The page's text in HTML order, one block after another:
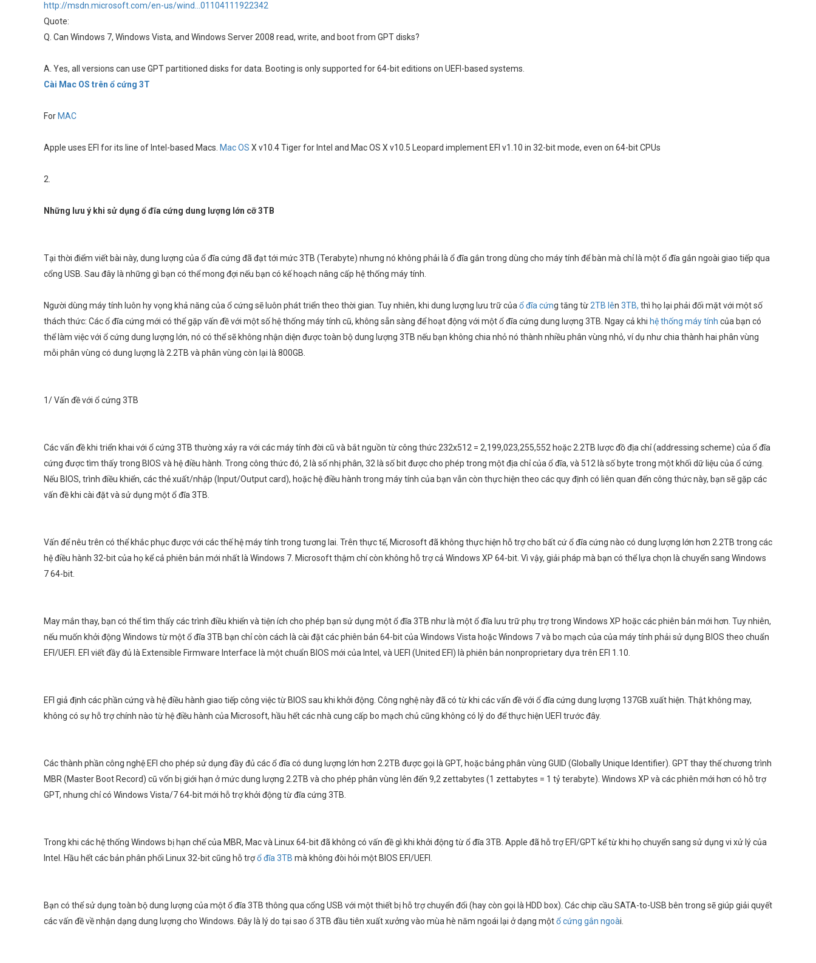
http://msdn.microsoft.com/en-us/wind...01104111922342
Quote:
Q. Can Windows 7, Windows Vista, and Windows Server 2008 read, write, and boot from GPT disks?
A. Yes, all versions can use GPT partitioned disks for data. Booting is only supported for 64-bit editions on UEFI-based systems.
Cài Mac OS trên ổ cứng 3T
For MAC
Apple uses EFI for its line of Intel-based Macs. Mac OS X v10.4 Tiger for Intel and Mac OS X v10.5 Leopard implement EFI v1.10 in 32-bit mode, even on 64-bit CPUs
2.
Những lưu ý khi sử dụng ổ đĩa cứng dung lượng lớn cỡ 3TB
Tại thời điểm viết bài này, dung lượng của ổ đĩa cứng đã đạt tới mức 3TB (Terabyte) nhưng nó không phải là ổ đĩa gắn trong dùng cho máy tính để bàn mà chỉ là một ổ đĩa gắn ngoài giao tiếp qua
cổng USB. Sau đây là những gì bạn có thể mong đợi nếu bạn có kế hoạch nâng cấp hệ thống máy tính.
Người dùng máy tính luôn hy vọng khả năng của ổ cứng sẽ luôn phát triển theo thời gian. Tuy nhiên, khi dung lượng lưu trữ của ổ đĩa cứng tăng từ 2TB lên 3TB, thì họ lại phải đối mặt với một số
thách thức: Các ổ đĩa cứng mới có thể gặp vấn đề với một số hệ thống máy tính cũ, không sẵn sàng để hoạt động với một ổ đĩa cứng dung lượng 3TB. Ngay cả khi hệ thống máy tính của bạn có
thể làm việc với ổ cứng dung lượng lớn, nó có thể sẽ không nhận diện được toàn bộ dung lượng 3TB nếu bạn không chia nhỏ nó thành nhiều phân vùng nhỏ, ví dụ như chia thành hai phân vùng
mỗi phân vùng có dung lượng là 2.2TB và phân vùng còn lại là 800GB.
1/ Vấn đề với ổ cứng 3TB
Các vấn đề khi triển khai với ổ cứng 3TB thường xảy ra với các máy tính đời cũ và bắt nguồn từ công thức 232x512 = 2,199,023,255,552 hoặc 2.2TB lược đồ địa chỉ (addressing scheme) của ổ đĩa
cứng được tìm thấy trong BIOS và hệ điều hành. Trong công thức đó, 2 là số nhị phân, 32 là số bit được cho phép trong một địa chỉ của ổ đĩa, và 512 là số byte trong một khối dữ liệu của ổ cứng.
Nếu BIOS, trình điều khiển, các thẻ xuất/nhập (Input/Output card), hoặc hệ điều hành trong máy tính của bạn vẫn còn thực hiện theo các quy định có liên quan đến công thức này, bạn sẽ gặp các
vấn đề khi cài đặt và sử dụng một ổ đĩa 3TB.
Vấn để nêu trên có thể khắc phục được với các thế hệ máy tính trong tương lai. Trên thực tế, Microsoft đã không thực hiện hỗ trợ cho bất cứ ổ đĩa cứng nào có dung lượng lớn hơn 2.2TB trong các
hệ điều hành 32-bit của họ kể cả phiên bản mới nhất là Windows 7. Microsoft thậm chí còn không hỗ trợ cả Windows XP 64-bit. Vì vậy, giải pháp mà bạn có thể lựa chọn là chuyển sang Windows
7 64-bit.
May mắn thay, bạn có thể tìm thấy các trình điều khiển và tiện ích cho phép bạn sử dụng một ổ đĩa 3TB như là một ổ đĩa lưu trữ phụ trợ trong Windows XP hoặc các phiên bản mới hơn. Tuy nhiên,
nếu muốn khởi động Windows từ một ổ đĩa 3TB bạn chỉ còn cách là cài đặt các phiên bản 64-bit của Windows Vista hoặc Windows 7 và bo mạch của của máy tính phải sử dụng BIOS theo chuẩn
EFI/UEFI. EFI viết đầy đủ là Extensible Firmware Interface là một chuẩn BIOS mới của Intel, và UEFI (United EFI) là phiên bản nonproprietary dựa trên EFI 1.10.
EFI giả định các phần cứng và hệ điều hành giao tiếp công việc từ BIOS sau khi khởi động. Công nghệ này đã có từ khi các vấn đề với ổ đĩa cứng dung lượng 137GB xuất hiện. Thật không may,
không có sự hỗ trợ chính nào từ hệ điều hành của Microsoft, hầu hết các nhà cung cấp bo mạch chủ cũng không có lý do để thực hiện UEFI trước đây.
Các thành phần công nghệ EFI cho phép sử dụng đầy đủ các ổ đĩa có dung lượng lớn hơn 2.2TB được gọi là GPT, hoặc bảng phân vùng GUID (Globally Unique Identifier). GPT thay thế chương trình
MBR (Master Boot Record) cũ vốn bị giới hạn ở mức dung lượng 2.2TB và cho phép phân vùng lên đến 9,2 zettabytes (1 zettabytes = 1 tỷ terabyte). Windows XP và các phiên mới hơn có hỗ trợ
GPT, nhưng chỉ có Windows Vista/7 64-bit mới hỗ trợ khởi động từ đĩa cứng 3TB.
Trong khi các hệ thống Windows bị hạn chế của MBR, Mac và Linux 64-bit đã không có vấn đề gì khi khởi động từ ổ đĩa 3TB. Apple đã hỗ trợ EFI/GPT kể từ khi họ chuyển sang sử dụng vi xử lý của
Intel. Hầu hết các bản phân phối Linux 32-bit cũng hỗ trợổ đĩa 3TB mà không đòi hỏi một BIOS EFI/UEFI.
Bạn có thể sử dụng toàn bộ dung lượng của một ổ đĩa 3TB thông qua cổng USB với một thiết bị hỗ trợ chuyển đổi (hay còn gọi là HDD box). Các chip cầu SATA-to-USB bên trong sẽ giúp giải quyết
các vấn đề về nhận dạng dung lượng cho Windows. Đây là lý do tại sao ổ 3TB đầu tiên xuất xưởng vào mùa hè năm ngoái lại ở dạng mộtổ cứng gắn ngoài.